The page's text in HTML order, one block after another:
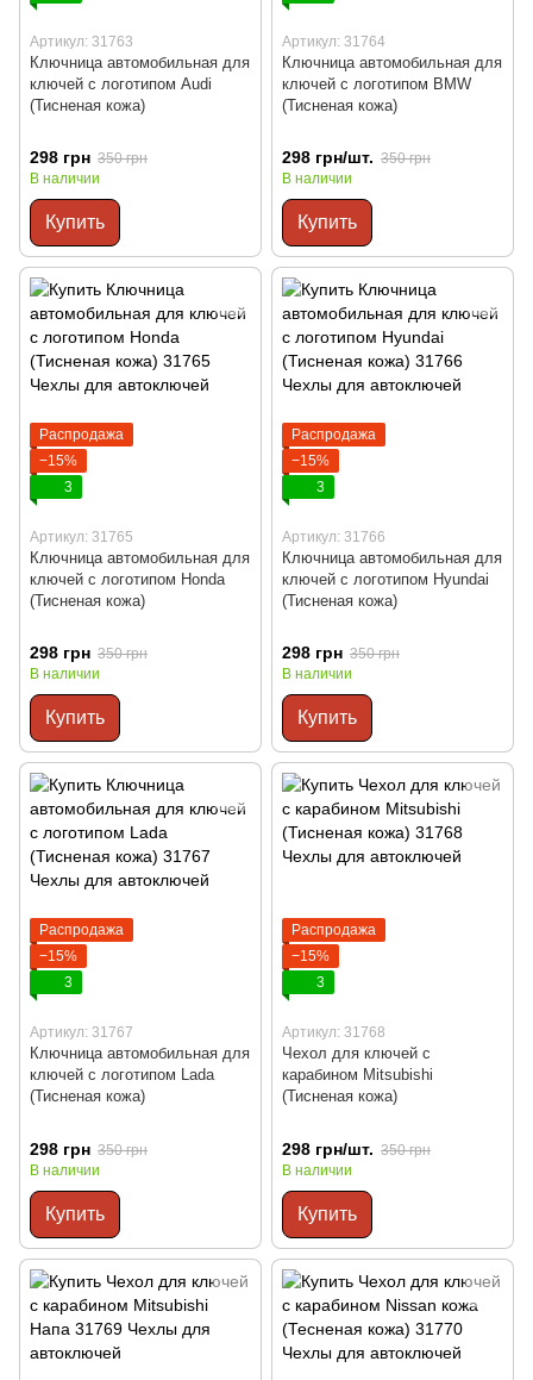
Артикул: 31763
Ключница автомобильная для
ключей с логотипом Audi
(Тисненая кожа)
298 грн 350 грн
В наличии
Купить
Артикул: 31764
Ключница автомобильная для
ключей с логотипом BMW
(Тисненая кожа)
298 грн/шт. 350 грн
В наличии
Купить
Распродажа
−15%
3
Артикул: 31765
Ключница автомобильная для
ключей с логотипом Honda
(Тисненая кожа)
298 грн 350 грн
В наличии
Купить
Распродажа
−15%
3
Артикул: 31766
Ключница автомобильная для
ключей с логотипом Hyundai
(Тисненая кожа)
298 грн 350 грн
В наличии
Купить
Распродажа
−15%
3
Артикул: 31767
Ключница автомобильная для
ключей с логотипом Lada
(Тисненая кожа)
298 грн 350 грн
В наличии
Купить
Распродажа
−15%
3
Артикул: 31768
Чехол для ключей с
карабином Mitsubishi
(Тисненая кожа)
298 грн/шт. 350 грн
В наличии
Купить